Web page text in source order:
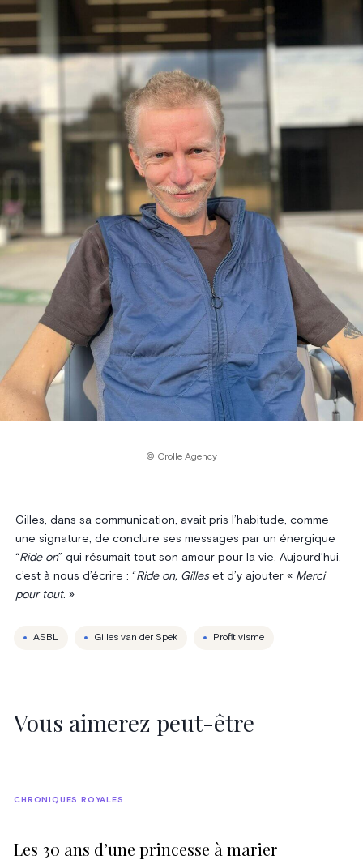
© Crolle Agency
Gilles, dans sa communication, avait pris l’habitude, comme
une signature, de conclure ses messages par un énergique
“Ride on” qui résumait tout son amour pour la vie. Aujourd’hui,
c’est à nous d’écrire : “Ride on, Gilleset d’y ajouter « Merci
pour tout. »
ASBL Gilles van der Spek Profitivisme
Vous aimerez peut-être
Les 30 ans d’une princesse à marier
CHRONIQUES ROYALES